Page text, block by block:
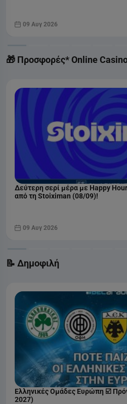
09 Αυγ 2026
🎁 Προσφορές* Online
Δεύτερη σερί μέρα με Happy
από τη Stoiximan (08/09)!
09 Αυγ 2026
📝 Δημοφιλή
Ελληνικές Ομάδες Ευρώπη ☑️
2027)